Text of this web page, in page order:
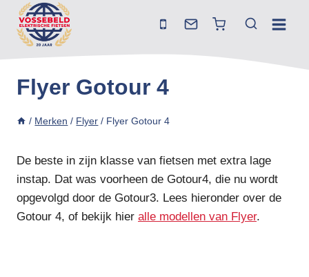
Doorgaan
naar
inhoud
Flyer Gotour 4
/ Merken / Flyer / Flyer Gotour 4
De beste in zijn klasse van fietsen met extra lage
instap. Dat was voorheen de Gotour4, die nu wordt
opgevolgd door de Gotour3. Lees hieronder over de
Gotour 4, of bekijk hier alle modellen van Flyer.